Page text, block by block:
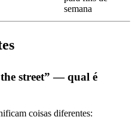
semana
street” — qual é
coisas diferentes: